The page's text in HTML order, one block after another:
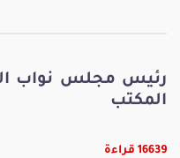
رئيس مجلس نواب
المكتب
16639 قراءة